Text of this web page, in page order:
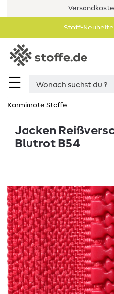
Stoff-
☰
Karminrote Stoffe
Jacken
Blutrot B54